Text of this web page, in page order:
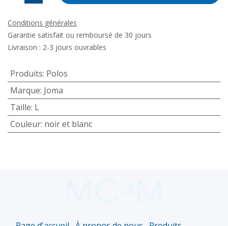
Conditions générales
Garantie satisfait ou remboursé de 30 jours
Livraison : 2-3 jours ouvrables
Produits: Polos
Marque: Joma
Taille: L
Couleur: noir et blanc